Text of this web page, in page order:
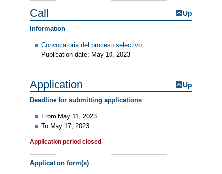
Call Up
Information
Convocatoria del proceso selectivo
Publication date: May 10, 2023
Application Up
Deadline for submitting applications
From May 11, 2023
To May 17, 2023
Application period closed
Application form(s)